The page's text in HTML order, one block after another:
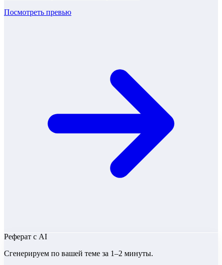
Посмотреть превью
Реферат с AI
Сгенерируем по вашей теме за 1–2 минуты.